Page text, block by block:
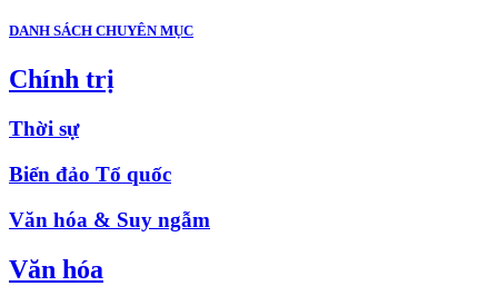
DANH SÁCH CHUYÊN MỤC
Chính trị
Thời sự
Biển đảo Tổ quốc
Văn hóa & Suy ngẫm
Văn hóa